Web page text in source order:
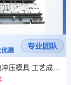
压模具 工艺成熟
耐用可靠